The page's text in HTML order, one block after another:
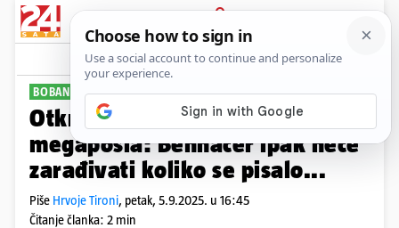
PRIJAVA
Sport Komentari
BOBAN KAO NOGOMETNI OTAC
Otkrivamo detalje Dinamova
megaposla: Bennacer ipak neće
zarađivati koliko se pisalo...
Piše Hrvoje Tironi, petak, 5.9.2025. u 16:45
Čitanje članka: 2 min